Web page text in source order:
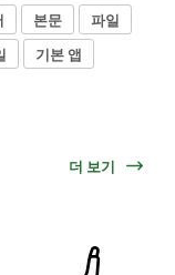
본문
파일
기본 앱
더 보기